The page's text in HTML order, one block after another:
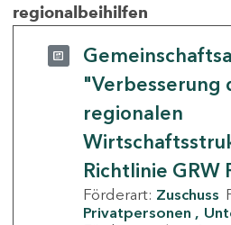
regionalbeihilfen
"Verbesserung
regionalen
Richtlinie GRW
Förderart: Zuschuss
Privatpersonen